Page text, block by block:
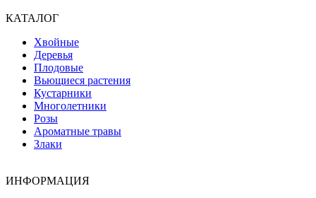
КАТАЛОГ
Хвойные
Деревья
Плодовые
Вьющиеся растения
Кустарники
Многолетники
Розы
Ароматные травы
Злаки
ИНФОРМАЦИЯ